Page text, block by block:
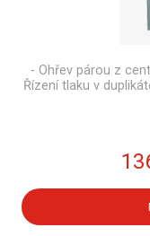
- Ohřev párou z
Řízení tlaku v